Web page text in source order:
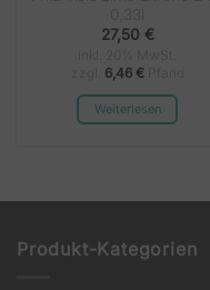
27,50 €
6,46 €Pfand
Weiterlesen
Produkt-Kategorien